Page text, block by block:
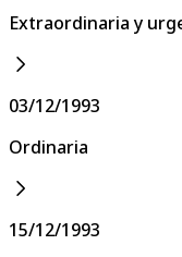
Extraordinaria y
03/12/1993
Ordinaria
15/12/1993